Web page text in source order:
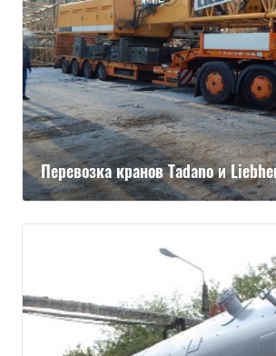
Перевозка кранов Tadano и